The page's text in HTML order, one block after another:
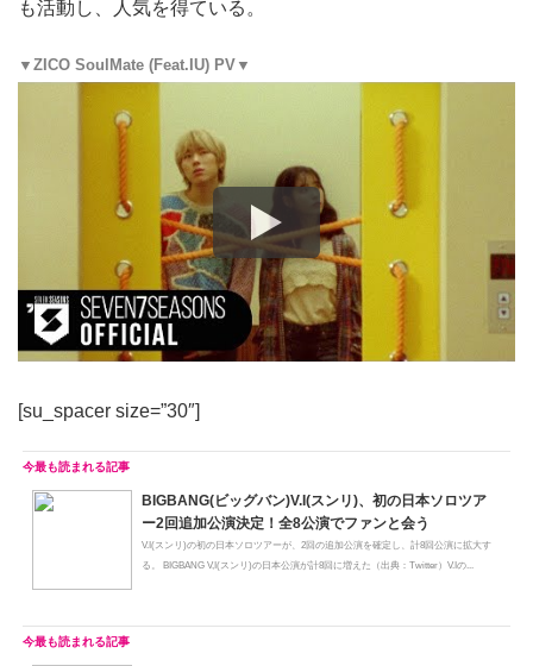
も活動し、人気を得ている。
▼ZICO SoulMate (Feat.IU) PV▼
[su_spacer size=”30″]
BIGBANG(ビッグバン)V.I(スンリ)、初の日本ソロツア
ー2回追加公演決定！全8公演でファンと会う
V.I(スンリ)の初の日本ソロツアーが、2回の追加公演を確定し、計8回公演に拡大す
る。 BIGBANG V,I(スンリ)の日本公演が計8回に増えた（出典：Twitter）V.Iの...